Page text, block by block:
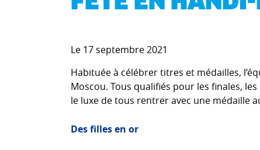
Le 17 septembre 2021
Habituée à célébrer titres et médailles,
Moscou. Tous qualifiés pour les finales,
le luxe de tous rentrer avec une médaille
Des filles en or